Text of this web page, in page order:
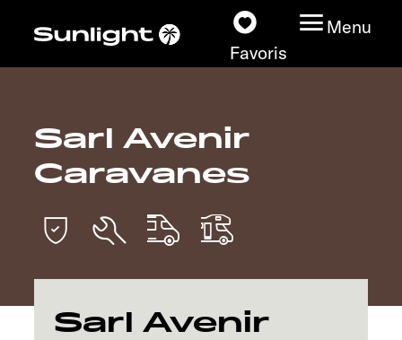
Favoris
Menu
Nos modèles
Recherchez votre
Nos concessionnaires
Sarl Avenir
Caravanes
Sarl Avenir